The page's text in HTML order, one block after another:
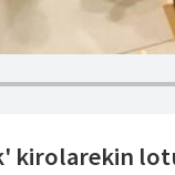
kirolarekin